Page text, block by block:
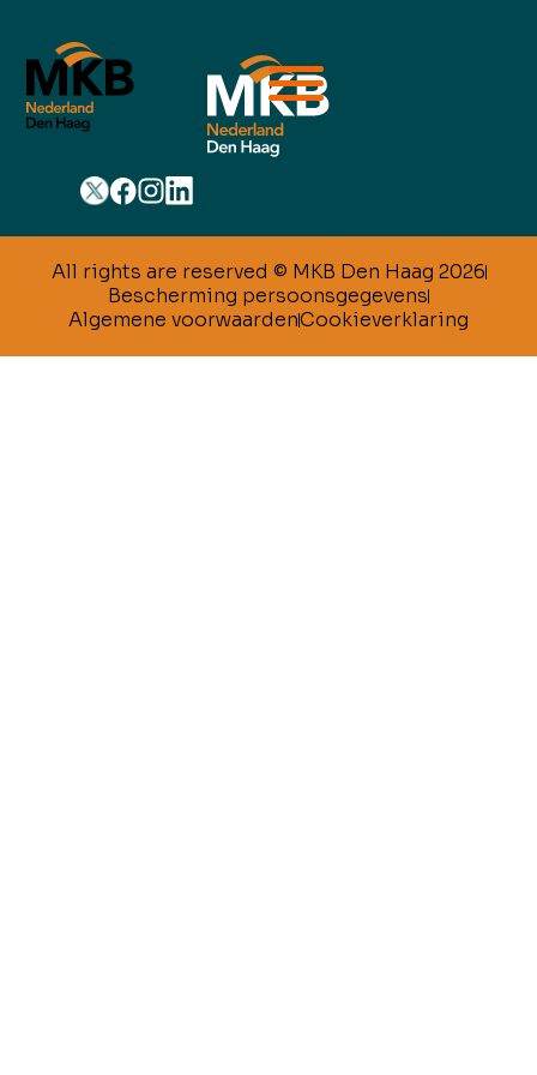
All rights are reserved © MKB Den Haag 2026
Bescherming persoonsgegevens
Algemene voorwaardenCookieverklaring